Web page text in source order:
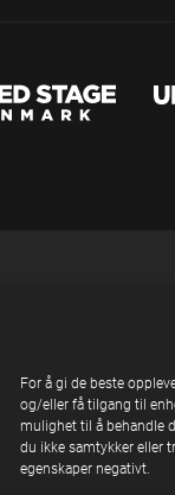
For å gi de beste
og/eller få tilgang til
mulighet til å behandle
du ikke samtykker eller
egenskaper negativt.